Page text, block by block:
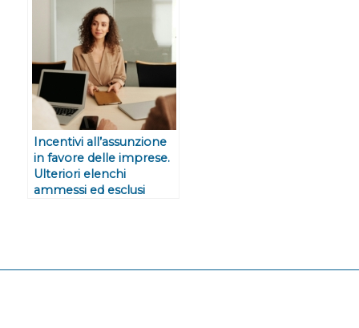
Incentivi all’assunzione
in favore delle imprese.
Ulteriori elenchi
ammessi ed esclusi